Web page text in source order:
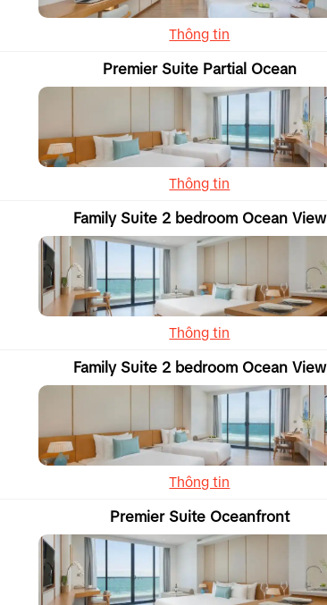
Thông tin
Premier Suite Partial Ocean
Thông tin
Family Suite 2 bedroom Ocean View
Thông tin
Family Suite 2 bedroom Ocean View
Thông tin
Premier Suite Oceanfront